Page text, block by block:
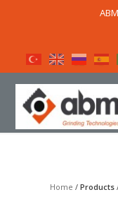
Home /Products